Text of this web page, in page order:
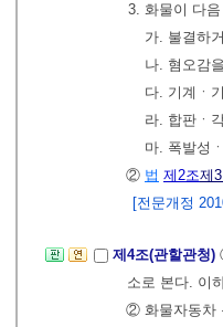
3. 화물이 다
가. 불결하
나. 혐오감
다. 기계ㆍ
라. 합판ㆍ
마. 폭발성
② 법 제2조제
[전문개정
제4조(관할관청)
소로 본다. 이
② 화물자동차